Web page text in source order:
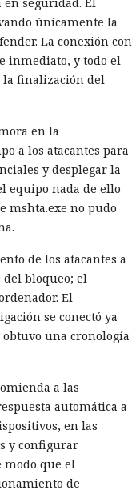
seguridad. El
únicamente la
La conexión con
inmediato, y todo el
la finalización del
en la
a los atacantes para
y desplegar la
equipo nada de ello
mshta.exe no pudo
de los atacantes a
bloqueo; el
El
se conectó ya
una cronología
a las
automática a
en las
y configurar
modo que el
de